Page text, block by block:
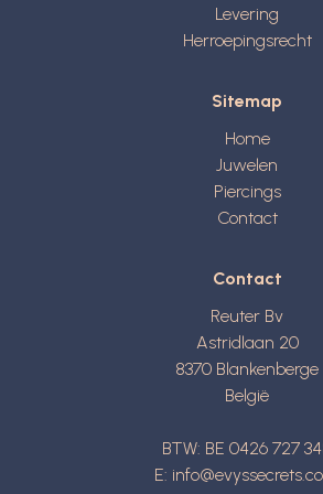
Levering
Herroepingsrecht
Sitemap
Home
Juwelen
Piercings
Contact
Contact
Reuter Bv
Astridlaan 20
8370 Blankenberge
België
BTW: BE 0426 727
E: